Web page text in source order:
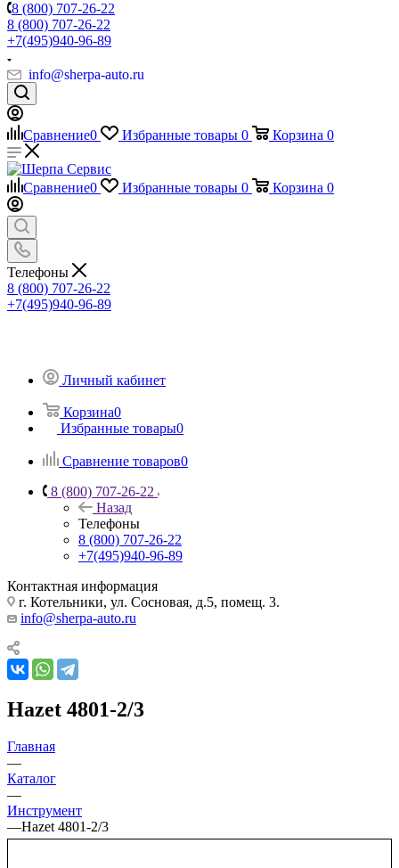
8 (800) 707-26-22
8 (800) 707-26-22
+7(495)940-96-89
info@sherpa-auto.ru
Сравнение0 Избранные товары 0 Корзина 0
Сравнение0 Избранные товары 0 Корзина 0
Телефоны
8 (800) 707-26-22
+7(495)940-96-89
Личный кабинет
Корзина0
Избранные товары0
Сравнение товаров0
8 (800) 707-26-22
Назад
Телефоны
8 (800) 707-26-22
+7(495)940-96-89
Контактная информация
г. Котельники, ул. Сосновая, д.5, помещ. 3.
info@sherpa-auto.ru
Hazet 4801-2/3
Главная
—
Каталог
—
Инструмент
—Hazet 4801-2/3